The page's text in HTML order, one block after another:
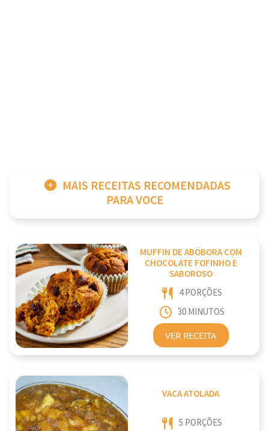
MAIS RECEITAS RECOMENDADAS
PARA VOCE
MUFFIN DE ABÓBORA COM
CHOCOLATE FOFINHO E
SABOROSO
4 PORÇÕES
30 MINUTOS
VER RECEITA
VACA ATOLADA
5 PORÇÕES